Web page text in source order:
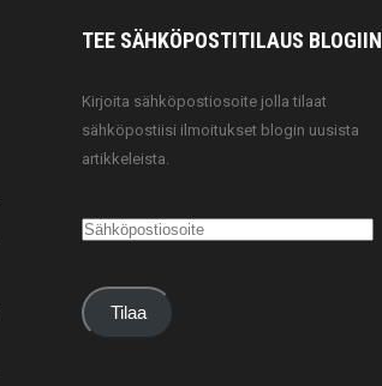
TEE SÄHKÖPOSTITILAUS BLOGIIN
Kirjoita sähköpostiosoite jolla tilaat
sähköpostiisi ilmoitukset blogin uusista
artikkeleista.
Sähköpostiosoite
Tilaa